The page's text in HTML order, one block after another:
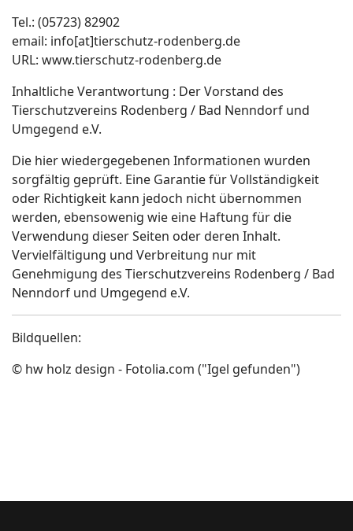
Tel.: (05723) 82902
email: info[at]tierschutz-rodenberg.de
URL: www.tierschutz-rodenberg.de
Inhaltliche Verantwortung : Der Vorstand des
Tierschutzvereins Rodenberg / Bad Nenndorf und
Umgegend e.V.
Die hier wiedergegebenen Informationen wurden
sorgfältig geprüft. Eine Garantie für Vollständigkeit
oder Richtigkeit kann jedoch nicht übernommen
werden, ebensowenig wie eine Haftung für die
Verwendung dieser Seiten oder deren Inhalt.
Vervielfältigung und Verbreitung nur mit
Genehmigung des Tierschutzvereins Rodenberg / Bad
Nenndorf und Umgegend e.V.
Bildquellen:
© hw holz design - Fotolia.com ("Igel gefunden")